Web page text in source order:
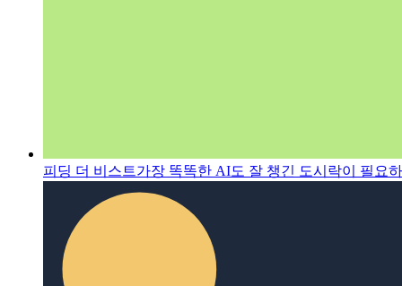
피딩 더 비스트 가장 똑똑한 AI도 잘 챙긴 도시락이 필요